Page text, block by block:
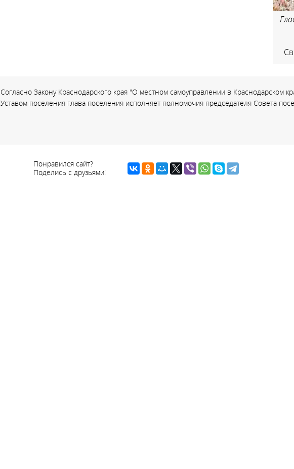
Согласно Закону Краснодарского края "О местном самоуправлении в Краснодарском
Уставом поселения глава поселения исполняет полномочия председателя Совета
Понравился сайт?
Поделись с друзьями!